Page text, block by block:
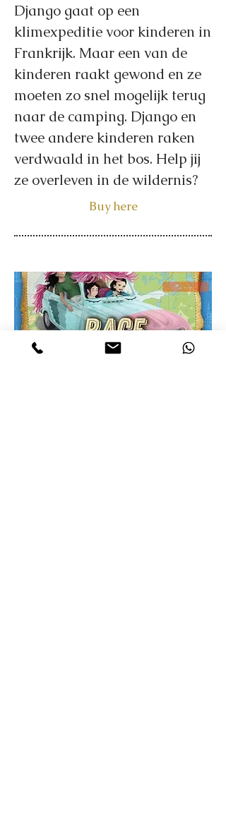
Django gaat op een
klimexpeditie voor kinderen in
Frankrijk. Maar een van de
kinderen raakt gewond en ze
moeten zo snel mogelijk terug
naar de camping. Django en
twee andere kinderen raken
verdwaald in het bos. Help jij
ze overleven in de wildernis?
Buy here